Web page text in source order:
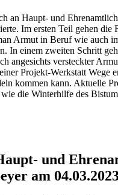
an Haupt- und
Im ersten Teil gehen die
Armut in Beruf wie auch
In einem zweiten Schritt
angesichts versteckter
Projekt-Werkstatt Wege
kommen kann. Aktuelle
die Winterhilfe des
und
am